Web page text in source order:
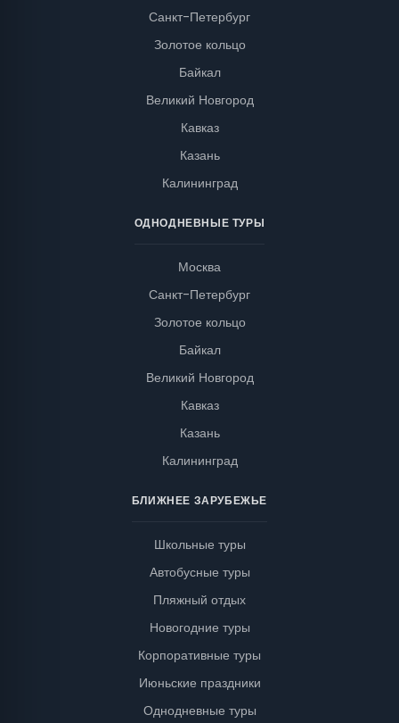
Санкт-Петербург
Золотое кольцо
Байкал
Великий Новгород
Кавказ
Казань
Калининград
ОДНОДНЕВНЫЕ ТУРЫ
Москва
Санкт-Петербург
Золотое кольцо
Байкал
Великий Новгород
Кавказ
Казань
Калининград
БЛИЖНЕЕ ЗАРУБЕЖЬЕ
Школьные туры
Автобусные туры
Пляжный отдых
Новогодние туры
Корпоративные туры
Июньские праздники
Однодневные туры